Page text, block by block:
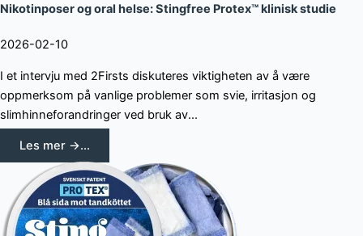
Nikotinposer og oral helse: Stingfree Protex™ klinisk studie
2026-02-10
I et intervju med 2Firsts diskuteres viktigheten av å være
oppmerksom på vanlige problemer som svie, irritasjon og
slimhinneforandringer ved bruk av...
Les mer →...